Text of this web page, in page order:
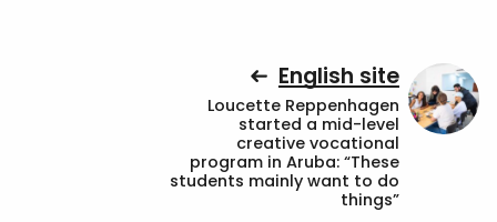
English site
Loucette Reppenhagen
started a mid-level
creative vocational
program in Aruba: “These
students mainly want to do
things”